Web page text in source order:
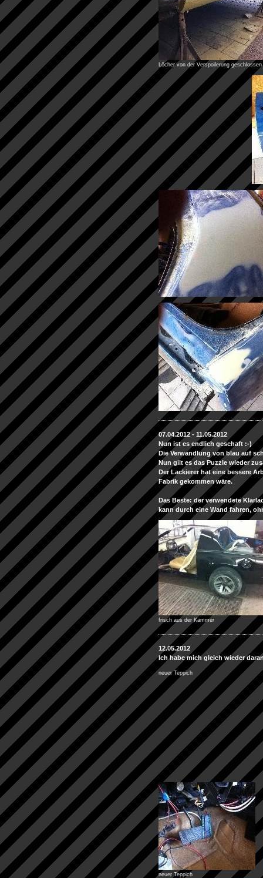
Löcher von der Verspoilerung geschlossen
07.04.2012 - 11.05.2012
Nun ist es endlich geschaft :-)
Die Verwandlung von blau auf
Nun gilt es das Puzzle wieder
Der Lackierer hat eine bessere
Fabrik gekommen wäre.
Das Beste: der verwendete
kann durch eine Wand fahren,
frisch aus der Kammer
12.05.2012
Ich habe mich gleich wieder
neuer Teppich
neuer Teppich